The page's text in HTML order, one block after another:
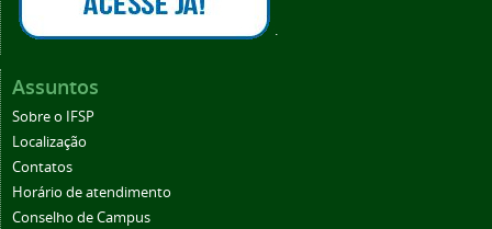
.
Assuntos
Sobre o IFSP
Localização
Contatos
Horário de atendimento
Conselho de Campus